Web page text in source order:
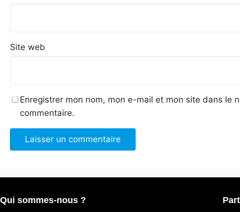
Site web
Enregistrer mon nom, mon e-mail et mon site dans le
commentaire.
Qui sommes-nous ?